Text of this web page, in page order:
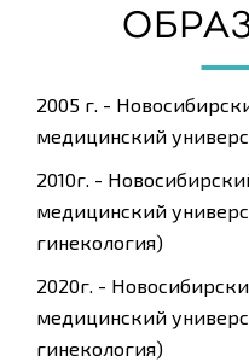
2005 г. -
медицинский
2010г. -
медицинский
гинекология)
2020г. -
медицинский
гинекология)